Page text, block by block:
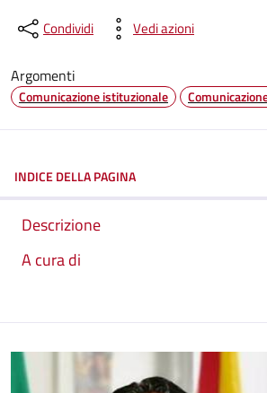
Condividi Vedi azioni
Argomenti
Comunicazione istituzionale
INDICE DELLA PAGINA
Descrizione
A cura di